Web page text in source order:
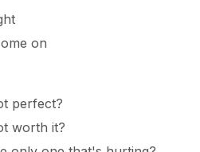
on
perfect?
worth it?